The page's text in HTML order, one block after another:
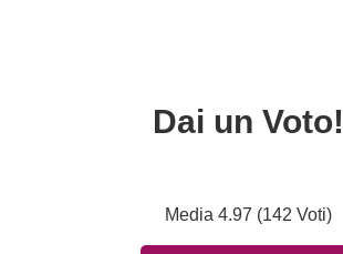
Dai un Voto!
Media 4.97 (142 Voti)